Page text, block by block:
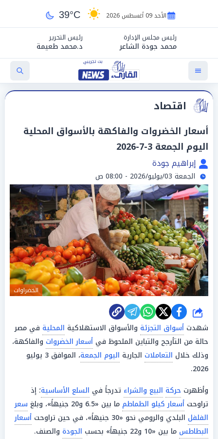
الأحد 09 أغسطس 2026 39°C
رئيس مجلس الإدارة
محمد جودة الشاعر
رئيس التحرير
د.محمد طعيمة
اقتصاد
أسعار الخضروات والفاكهة بالأسواق المحلية
اليوم الجمعة 3-7-2026
إبراهيم جودة
الجمعة 03/يوليو/2026 - 08:00 ص
الخضراوات
شارك
شهدت أسواق التجزئة والأسواق الاستهلاكية المحلية في مصر
حالة من التأرجح والتباين الملحوظ في أسعار الخضروات والفاكهة،
وذلك خلال التعاملات الجارية اليوم الجمعة
، الموافق 3 يوليو
2026.
وأظهرت حركة البيع والشراء تدرجاً في السلع الأساسية؛ إذ
تراوحت أسعار كيلو الطماطم ما بين «6.5 و20 جنيهاً»، وبلغ
سعر
الفلفل البلدي والرومي نحو «30 جنيهاً»، في حين تراوحت
أسعار
البطاطس ما بين «10 و22 جنيهاً» بحسب الجودة والصنف.